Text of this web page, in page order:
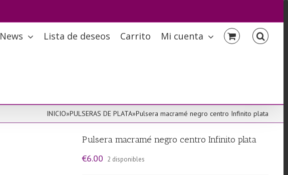
News Lista de deseos Carrito Mi cuenta
INICIO»PULSERAS DE PLATA»Pulsera macramé negro centro Infinito plata
Pulsera macramé negro centro Infinito plata
€6.00 2 disponibles